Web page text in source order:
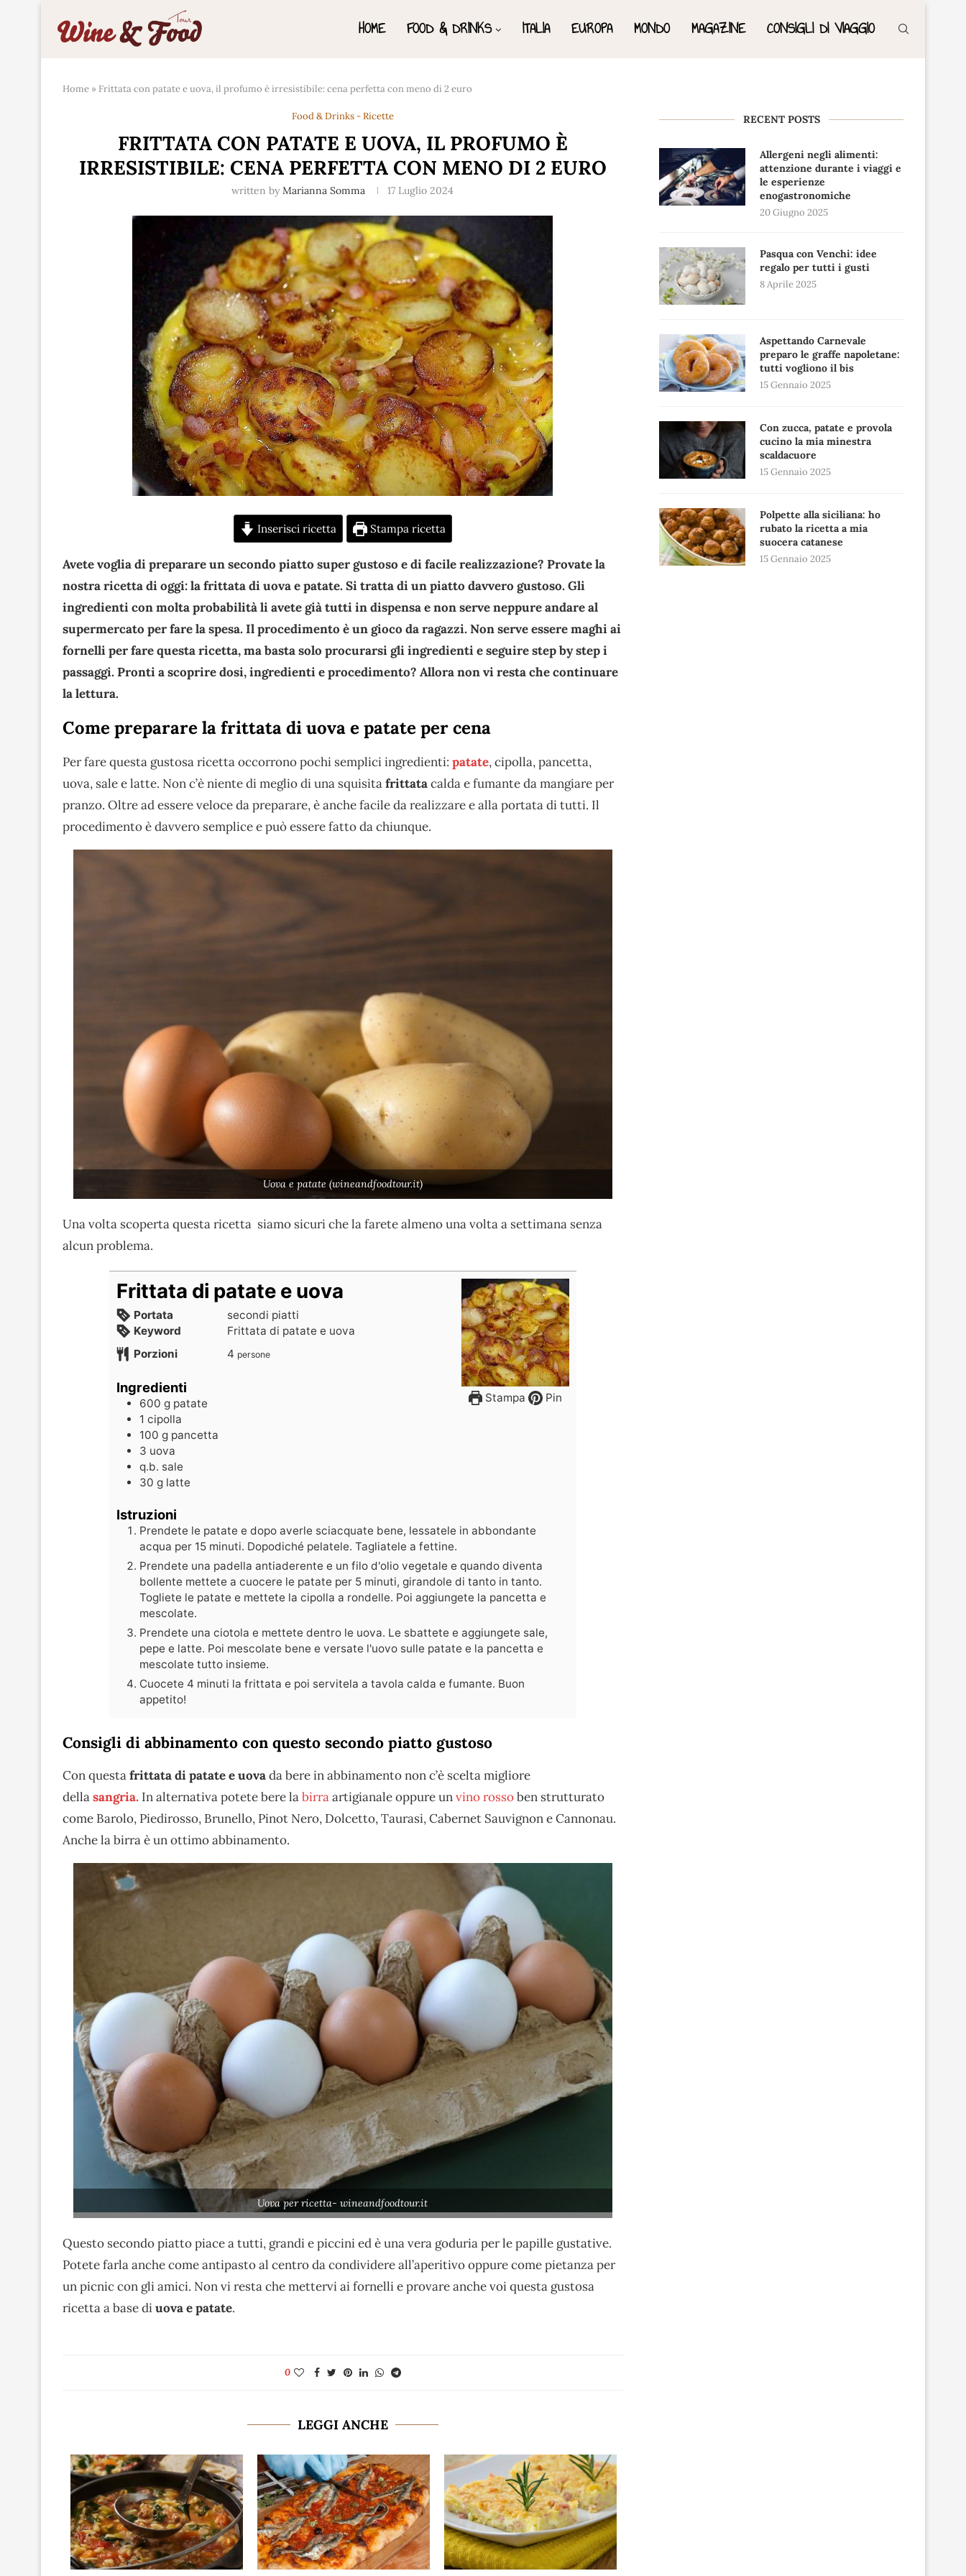
HOME FOOD & DRINKS ITALIA EUROPA MONDO MAGAZINE CONSIGLI DI VIAGGIO
Home » Frittata con patate e uova, il profumo è irresistibile: cena perfetta con meno di 2 euro
Food & Drinks - Ricette
FRITTATA CON PATATE E UOVA, IL PROFUMO È
IRRESISTIBILE: CENA PERFETTA CON MENO DI 2 EURO
written byMarianna Somma 17 Luglio 2024
Inserisci ricetta Stampa ricetta
Avete voglia di preparare un secondo piatto super gustoso e di facile realizzazione? Provate la
nostra ricetta di oggi: la frittata di uova e patate. Si tratta di un piatto davvero gustoso. Gli
ingredienti con molta probabilità li avete già tutti in dispensa e non serve neppure andare al
supermercato per fare la spesa. Il procedimento è un gioco da ragazzi. Non serve essere maghi ai
fornelli per fare questa ricetta, ma basta solo procurarsi gli ingredienti e seguire step by step i
passaggi. Pronti a scoprire dosi, ingredienti e procedimento? Allora non vi resta che continuare
la lettura.
Come preparare la frittata di uova e patate per cena
Per fare questa gustosa ricetta occorrono pochi semplici ingredienti: patate, cipolla, pancetta,
uova, sale e latte. Non c’è niente di meglio di una squisitafrittatacalda e fumante da mangiare per
pranzo. Oltre ad essere veloce da preparare, è anche facile da realizzare e alla portata di tutti. Il
procedimento è davvero semplice e può essere fatto da chiunque.
Uova e patate (wineandfoodtour.it)
Una volta scoperta questa ricetta siamo sicuri che la farete almeno una volta a settimana senza
alcun problema.
Stampa Pin
Frittata di patate e uova
Portata
secondi piatti
Keyword
Frittata di patate e uova
Porzioni
4 persone
Ingredienti
600 g patate
1 cipolla
100 g pancetta
3 uova
q.b. sale
30 g latte
Istruzioni
Prendete le patate e dopo averle sciacquate bene, lessatele in abbondante
acqua per 15 minuti. Dopodiché pelatele. Tagliatele a fettine.
Prendete una padella antiaderente e un filo d'olio vegetale e quando diventa
bollente mettete a cuocere le patate per 5 minuti, girandole di tanto in tanto.
Togliete le patate e mettete la cipolla a rondelle. Poi aggiungete la pancetta e
mescolate.
Prendete una ciotola e mettete dentro le uova. Le sbattete e aggiungete sale,
pepe e latte. Poi mescolate bene e versate l'uovo sulle patate e la pancetta e
mescolate tutto insieme.
Cuocete 4 minuti la frittata e poi servitela a tavola calda e fumante. Buon
appetito!
Consigli di abbinamento con questo secondo piatto gustoso
Con questafrittata di patate e uovada bere in abbinamento non c’è scelta migliore
dellasangria. In alternativa potete bere labirraartigianale oppure unvino rossoben strutturato
come Barolo, Piedirosso, Brunello, Pinot Nero, Dolcetto, Taurasi, Cabernet Sauvignon e Cannonau.
Anche la birra è un ottimo abbinamento.
Uova per ricetta- wineandfoodtour.it
Questo secondo piatto piace a tutti, grandi e piccini ed è una vera goduria per le papille gustative.
Potete farla anche come antipasto al centro da condividere all’aperitivo oppure come pietanza per
un picnic con gli amici. Non vi resta che mettervi ai fornelli e provare anche voi questa gustosa
ricetta a base diuova e patate.
0
LEGGI ANCHE
RECENT POSTS
Allergeni negli alimenti:
attenzione durante i viaggi e
le esperienze
enogastronomiche
20 Giugno 2025
Pasqua con Venchi: idee
regalo per tutti i gusti
8 Aprile 2025
Aspettando Carnevale
preparo le graffe napoletane:
tutti vogliono il bis
15 Gennaio 2025
Con zucca, patate e provola
cucino la mia minestra
scaldacuore
15 Gennaio 2025
Polpette alla siciliana: ho
rubato la ricetta a mia
suocera catanese
15 Gennaio 2025